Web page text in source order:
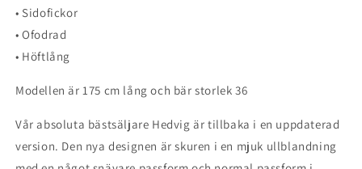
• Sidofickor
• Ofodrad
• Höftlång
Modellen är 175 cm lång och bär storlek 36
Vår absoluta bästsäljare Hedvig är tillbaka i en uppdaterad
version. Den nya designen är skuren i en mjuk ullblandning